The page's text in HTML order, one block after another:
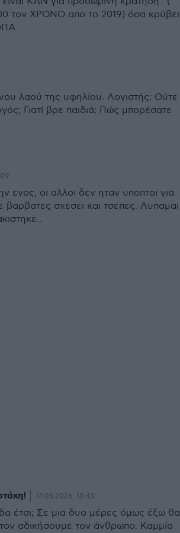
τον ΧΡΟΝΟ απο το 2019) όσα κρύβει
λαού της υφηλίου. Λογιστής; Ούτε
Γιατί βρε παιδιά; Πώς μπορέσατε
ενος, οι αλλοι δεν ηταν υποπτοι για
βαρβατες σχεσει και τσεπες. Λυπαμαι
31.05.2026, 10:43
έτσι; Σε μια δυο μέρες όμως έξω θα
αδικήσουμε τον άνθρωπο. Καμμία